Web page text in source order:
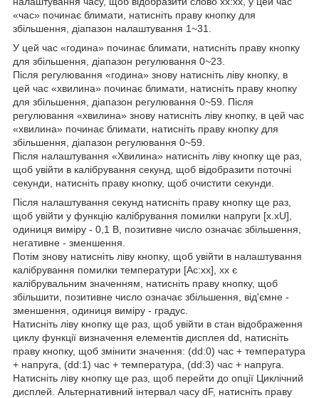
«час» починає блимати, натисніть праву кнопку для
збільшення, діапазон налаштування 1~31.
У цей час «година» починає блимати, натисніть праву кнопку
для збільшення, діапазон регулювання 0~23.
Після регулювання «година» знову натисніть ліву кнопку, в
цей час «хвилина» починає блимати, натисніть праву кнопку
для збільшення, діапазон регулювання 0~59. Після
регулювання «хвилина» знову натисніть ліву кнопку, в цей час
«хвилина» починає блимати, натисніть праву кнопку для
збільшення, діапазон регулювання 0~59.
Після налаштування «Хвилина» натисніть ліву кнопку ще раз,
щоб увійти в калібрування секунд, щоб відобразити поточні
секунди, натисніть праву кнопку, щоб очистити секунди.
Після налаштування секунд натисніть праву кнопку ще раз,
щоб увійти у функцію калібрування помилки напруги [x.xU],
одиниця виміру - 0,1 В, позитивне число означає збільшення,
негативне - зменшення.
Потім знову натисніть ліву кнопку, щоб увійти в налаштування
калібрування помилки температури [Ac:xx], xx є
калібрувальним значенням, натисніть праву кнопку, щоб
збільшити, позитивне число означає збільшення, від'ємне -
зменшення, одиниця виміру - градус.
Натисніть ліву кнопку ще раз, щоб увійти в стан відображення
циклу функції визначення елементів дисплея dd, натисніть
праву кнопку, щоб змінити значення: (dd:0) час + температура
+ напруга, (dd:1) час + температура, (dd:3) час + напруга.
Натисніть ліву кнопку ще раз, щоб перейти до опції Циклічний
дисплей. Альтернативний інтервал часу dF, натисніть праву